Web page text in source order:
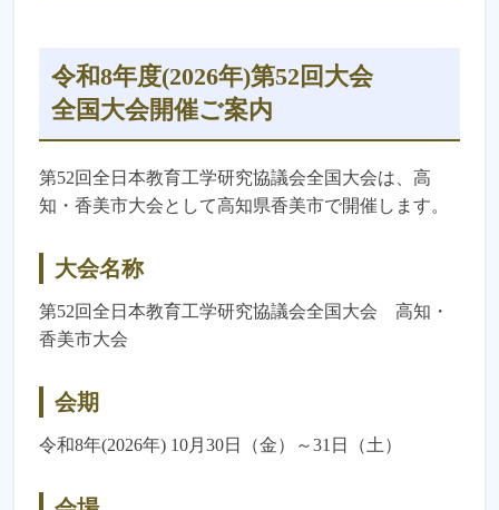
2026/7/14 参加登録 を開始しました。
2026/7/8 大会日程を公開しました。
企業協賛募集を開始いたしました。
第52回大会 特設サイトを公開しました。
令和8年度(2026年)第52回大会
全国大会開催ご案内
第52回全日本教育工学研究協議会全国大会は、高
知・香美市大会として高知県香美市で開催します。
大会名称
第52回全日本教育工学研究協議会全国大会 高知・
香美市大会
会期
令和8年(2026年) 10月30日（金）～31日（土）